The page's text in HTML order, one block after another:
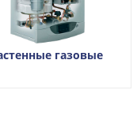
газовые